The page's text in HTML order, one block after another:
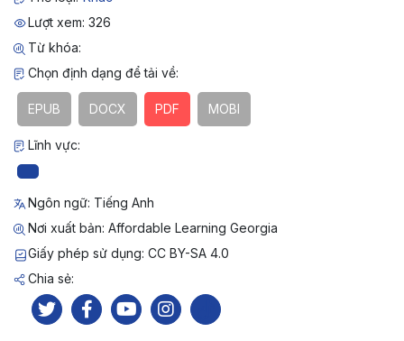
Lượt xem: 326
Từ khóa:
Chọn định dạng để tải về:
EPUB DOCX PDF MOBI
Lĩnh vực:
Ngôn ngữ: Tiếng Anh
Nơi xuất bản: Affordable Learning Georgia
Giấy phép sử dụng: CC BY-SA 4.0
Chia sẻ: